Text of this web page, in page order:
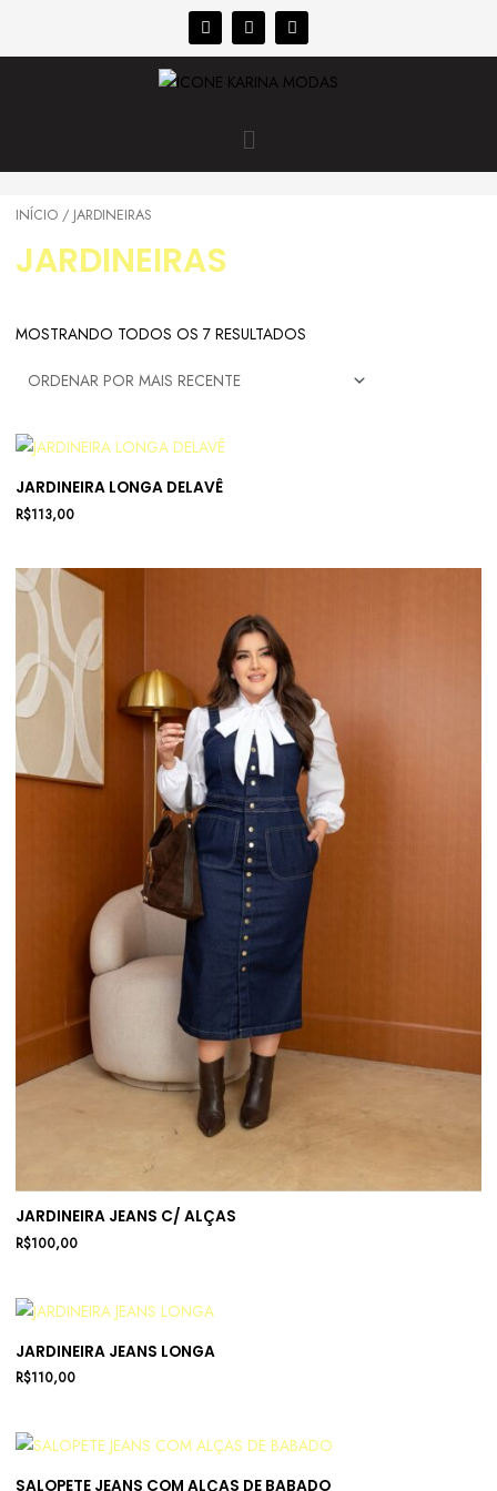
INÍCIO/ JARDINEIRAS
JARDINEIRAS
MOSTRANDO TODOS OS 7 RESULTADOS
JARDINEIRA LONGA DELAVÊ
R$113,00
JARDINEIRA JEANS C/ ALÇAS
R$100,00
JARDINEIRA JEANS LONGA
R$110,00
SALOPETE JEANS COM ALÇAS DE BABADO